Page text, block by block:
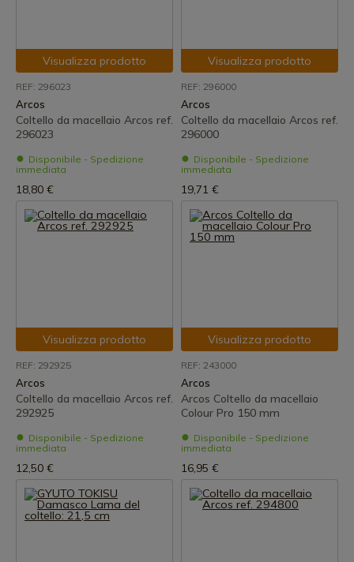
Visualizza prodotto
REF: 296023
Arcos
Coltello da macellaio Arcos ref.
296023
Disponibile - Spedizione
immediata
18,80 €
Visualizza prodotto
REF: 296000
Arcos
Coltello da macellaio Arcos ref.
296000
Disponibile - Spedizione
immediata
19,71 €
Visualizza prodotto
REF: 292925
Arcos
Coltello da macellaio Arcos ref.
292925
Disponibile - Spedizione
immediata
12,50 €
Visualizza prodotto
REF: 243000
Arcos
Arcos Coltello da macellaio
Colour Pro 150 mm
Disponibile - Spedizione
immediata
16,95 €